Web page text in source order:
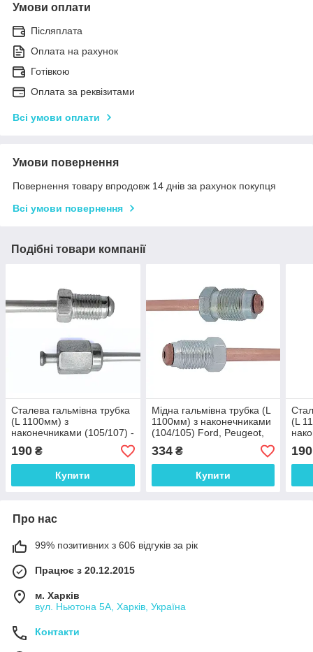
Умови оплати
Післяплата
Оплата на рахунок
Готівкою
Оплата за реквізитами
Всі умови оплати
Умови повернення
Повернення товару впродовж 14 днів за рахунок покупця
Всі умови повернення
Подібні товари компанії
Сталева гальмівна трубка
(L 1100мм) з
наконечниками (105/107) -
WP1627Zn
190 ₴
Купити
Мідна гальмівна трубка (L
1100мм) з наконечниками
(104/105) Ford, Peugeot,
Renault - WP489Cu
334₴
Купити
(L
190
Про нас
99% позитивних з 606 відгуків за рік
Працює з 20.12.2015
м. Харків
вул. Ньютона 5А, Харків, Україна
Контакти